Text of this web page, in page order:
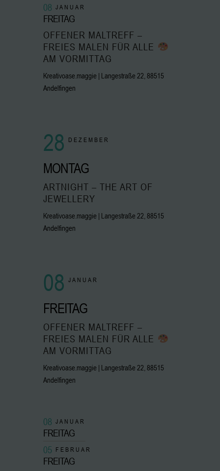
08 JANUAR
FREITAG
OFFENER MALTREFF –
FREIES MALEN FÜR ALLE
AM VORMITTAG
Kreativoase.maggie | Langestraße 22, 88515
Andelfingen
28 DEZEMBER
MONTAG
ARTNIGHT – THE ART OF
JEWELLERY
Kreativoase.maggie | Langestraße 22, 88515
Andelfingen
08 JANUAR
FREITAG
OFFENER MALTREFF –
FREIES MALEN FÜR ALLE
AM VORMITTAG
Kreativoase.maggie | Langestraße 22, 88515
Andelfingen
08 JANUAR
FREITAG
05 FEBRUAR
FREITAG